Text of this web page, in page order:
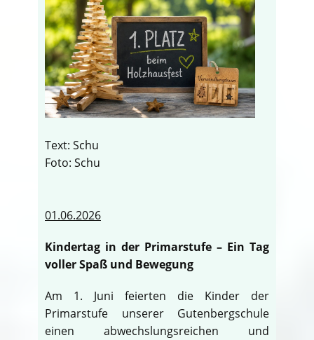
Text: Schu
Foto: Schu
01.06.2026
Kindertag in der Primarstufe – Ein Tag
voller Spaß und Bewegung
Am 1. Juni feierten die Kinder der
Primarstufe unserer Gutenbergschule
einen abwechslungsreichen und